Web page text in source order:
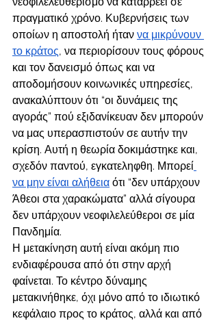
πραγματικό χρόνο. Κυβερνήσεις των
οποίων η αποστολή ήταν να μικρύνουν
το κράτος, να περιορίσουν τους φόρους
και τον δανεισμό όπως και να
αποδομήσουν κοινωνικές υπηρεσίες,
ανακαλύπτουν ότι “οι δυνάμεις της
αγοράς” πού εξιδανίκευαν δεν μπορούν
να μας υπερασπιστούν σε αυτήν την
κρίση. Αυτή η θεωρία δοκιμάστηκε και,
σχεδόν παντού, εγκατεληφθη. Μπορεί
να μην είναι αλήθεια ότι “δεν υπάρχουν
Άθεοι στα χαρακώματα” αλλά σίγουρα
δεν υπάρχουν νεοφιλελεύθεροι σε μία
Πανδημία.
Η μετακίνηση αυτή είναι ακόμη πιο
ενδιαφέρουσα από ότι στην αρχή
φαίνεται. Το κέντρο δύναμης
μετακινήθηκε, όχι μόνο από το ιδιωτικό
κεφάλαιο προς το κράτος, αλλά και από